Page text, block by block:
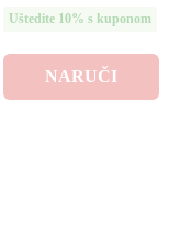
od 5
Uštedite 10% s kuponom
NARUČI